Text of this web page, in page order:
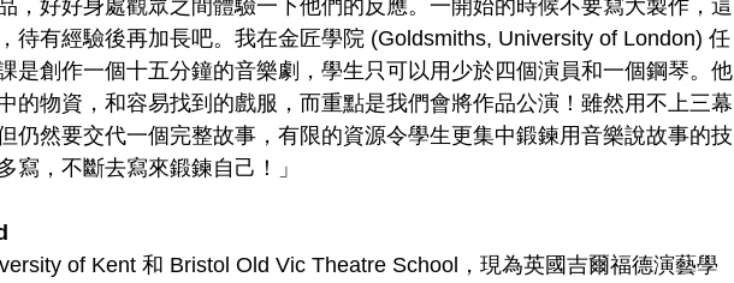
，好好身處觀眾之間體驗一下他們的反應。一開始的時候不要寫大製作，這
待有經驗後再加長吧。我在金匠學院 (Goldsmiths, University of London) 任
是創作一個十五分鐘的音樂劇，學生只可以用少於四個演員和一個鋼琴。他
的物資，和容易找到的戲服，而重點是我們會將作品公演！雖然用不上三幕
仍然要交代一個完整故事，有限的資源令學生更集中鍛鍊用音樂說故事的技
寫，不斷去寫來鍛鍊自己！」
of Kent 和 Bristol Old Vic Theatre School，現為英國吉爾福德演藝學